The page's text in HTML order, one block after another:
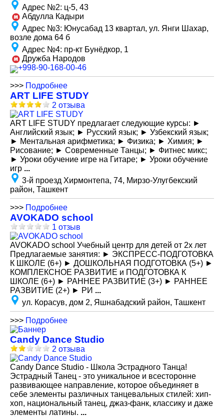
Адрес №2: ц-5, 43
Абдулла Кадыри
Адрес №3: Юнусабад 13 квартал, ул. Янги Шахар,
возле дома 64 б
Адрес №4: пр-кт Бунёдкор, 1
Дружба Народов
+998-90-168-00-46
>>> Подробнее
ART LIFE STUDY
2 отзыва
ART LIFE STUDY предлагает следующие курсы: ►
Английский язык; ► Русский язык; ► Узбекский язык;
► Ментальная арифметика; ► Физика; ► Химия; ►
Рисование; ► Современные Танцы; ► Фитнес микс;
► Уроки обучение игре на Гитаре; ► Уроки обучение
игр ...
3-й проезд Хирмонтепа, 74, Мирзо-Улугбекский
район, Ташкент
>>> Подробнее
AVOKADO school
1 отзыв
AVOKADO school Учебный центр для детей от 2х лет
Предлагаемые занятия: ► ЭКСПРЕСС-ПОДГОТОВКА
К ШКОЛЕ (6+) ► ДОШКОЛЬНАЯ ПОДГОТОВКА (5+) ►
КОМПЛЕКСНОЕ РАЗВИТИЕ и ПОДГОТОВКА К
ШКОЛЕ (6+) ► РАННЕЕ РАЗВИТИЕ (3+) ► РАННЕЕ
РАЗВИТИЕ (2+) ► РИ ...
ул. Корасув, дом 2, Яшнабадский район, Ташкент
>>> Подробнее
Candy Dance Studio
2 отзыва
Candy Dance Studio - Школа Эстрадного Танца!
Эстрадный Танец - это уникальное и всесторонне
развивающее направление, которое объединяет в
себе элементы различных танцевальных стилей: хип-
хоп, национальный танец, джаз-фанк, классику и даже
элементы латины. ...